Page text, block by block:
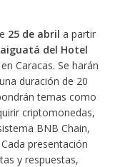
25 de abril a partir
del Hotel
en Caracas. Se harán
duración de 20
temas como
criptomonedas,
BNB Chain,
presentación
y respuestas,